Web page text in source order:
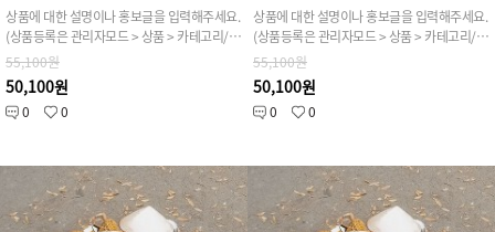
상품에 대한 설명이나 홍보글을 입력해주세요.
(상품등록은 관리자모드 > 상품 > 카테고리/상품관리 > 상품등록 가능)
55,100원
50,100원
0 0
상품에 대한 설명이나 홍보글을 입력해주세요.
(상품등록은 관리자모드 > 상품 > 카테고리/상품관리 > 상품등록 가능)
55,100원
50,100원
0 0